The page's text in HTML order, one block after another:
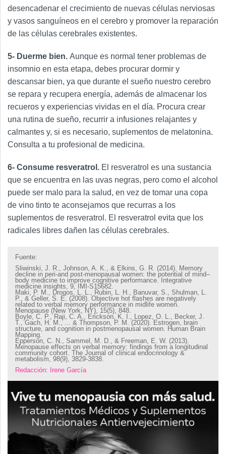
desencadenar el crecimiento de nuevas células nerviosas
y vasos sanguíneos en el cerebro y promover la reparación
de las células cerebrales existentes.
5- Duerme bien. Aunque es normal tener problemas de
insomnio en esta etapa, debes procurar dormir y
descansar bien, ya que durante el sueño nuestro cerebro
se repara y recupera energía, además de almacenar los
recueros y experiencias vividas en el día. Procura crear
una rutina de sueño, recurrir a infusiones relajantes y
calmantes y, si es necesario, suplementos de melatonina.
Consulta a tu profesional de medicina.
6- Consume resveratrol. El resveratrol es una sustancia
que se encuentra en las uvas negras, pero como el alcohol
puede ser malo para la salud, en vez de tomar una copa
de vino tinto te aconsejamos que recurras a los
suplementos de resveratrol. El resveratrol evita que los
radicales libres dañen las células cerebrales.
Fuente:
Sliwinski, J. R., Johnson, A. K., & Elkins, G. R. (2014). Memory
decline in peri-and post-menopausal women: the potential of mind–
body medicine to improve cognitive performance. Integrative
medicine insights, 9, IMI-S15682.
Maki, P. M., Drogos, L. L., Rubin, L. H., Banuvar, S., Shulman, L.
P., & Geller, S. E. (2008). Objective hot flashes are negatively
related to verbal memory performance in midlife women.
Menopause (New York, NY), 15(5), 848.
Boyle, C. P., Raji, C. A., Erickson, K. I., Lopez, O. L., Becker, J.
T., Gach, H. M., ... & Thompson, P. M. (2020). Estrogen, brain
structure, and cognition in postmenopausal women. Human Brain
Mapping.
Epperson, C. N., Sammel, M. D., & Freeman, E. W. (2013).
Menopause effects on verbal memory: findings from a longitudinal
community cohort. The Journal of clinical endocrinology &
metabolism, 98(9), 3829-3838.
Redacción: Irene García